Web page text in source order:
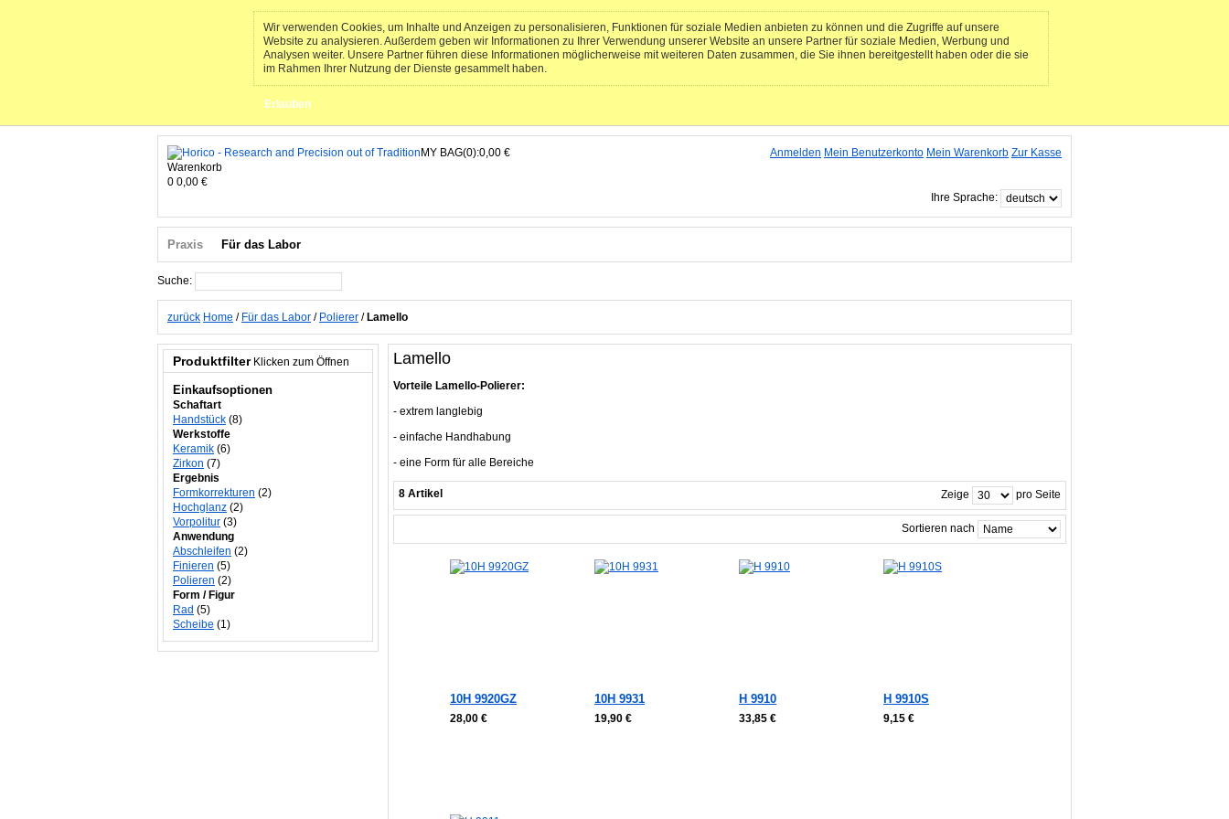
Wir verwenden Cookies, um Inhalte und Anzeigen zu personalisieren, Funktionen für soziale Medien anbieten zu können und die Zugriffe auf unsere
Website zu analysieren. Außerdem geben wir Informationen zu Ihrer Verwendung unserer Website an unsere Partner für soziale Medien, Werbung und
Analysen weiter. Unsere Partner führen diese Informationen möglicherweise mit weiteren Daten zusammen, die Sie ihnen bereitgestellt haben oder die sie
im Rahmen Ihrer Nutzung der Dienste gesammelt haben.
Erlauben
Anmelden Mein Benutzerkonto Mein Warenkorb Zur Kasse
MY BAG(0):0,00 €
Warenkorb
0 0,00 €
Ihre Sprache:
Praxis Für das Labor
Suche:
zurück Home / Für das Labor / Polierer / Lamello
Lamello
Vorteile Lamello-Polierer:
- extrem langlebig
- einfache Handhabung
- eine Form für alle Bereiche
8 Artikel Zeige pro Seite
Sortieren nach
10H 9920GZ
28,00 €
10H 9931
19,90 €
H 9910
33,85 €
H 9910S
9,15 €
Produktfilter Klicken zum Öffnen
Einkaufsoptionen
Schaftart
Handstück (8)
Werkstoffe
Keramik (6)
Zirkon (7)
Ergebnis
Formkorrekturen (2)
Hochglanz (2)
Vorpolitur (3)
Anwendung
Abschleifen (2)
Finieren (5)
Polieren (2)
Form / Figur
Rad (5)
Scheibe (1)